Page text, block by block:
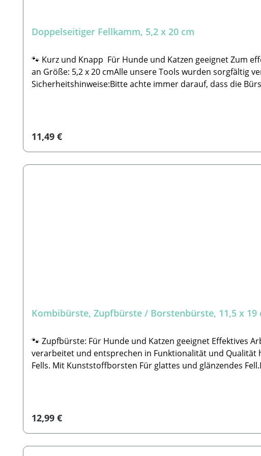
Doppelseitiger Fellkamm, 5,2 x 20 cm
🐾 Kurz und Knapp Für Hunde und Katzen geeignet Zum effektiven Auskämmen des Fells Mit ergonomischem Gelgriff Der Griff passt sich jeder Handform
an Größe: 5,2 x 20 cmAlle unsere Tools wurden sorgfältig
Sicherheitshinweise:Bitte achte immer darauf, dass die
Regulärer Preis:
11,49 €
Kombibürste, Zupfbürste / Borstenbürste, 11,5 x 19
🐾 Zupfbürste: Für Hunde und Katzen geeignet Effektives Arbeiten zum Entfernen von Verfilzungen und losen Haaren. Alle unsere Tools wurden sorgfältig
verarbeitet und entsprechen in Funktionalität und Qualität hohen Qualitätsansprüchen. 🐾Pflegebürste:
Fells. Mit Kunststoffborsten Für glattes und glänzendes
Regulärer Preis:
12,99 €